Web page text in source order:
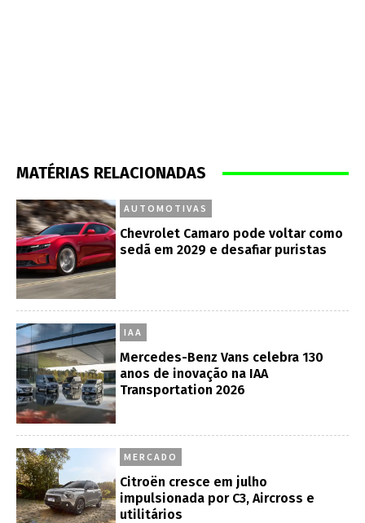
MATÉRIAS RELACIONADAS
AUTOMOTIVAS
Chevrolet Camaro pode voltar como
sedã em 2029 e desafiar puristas
IAA
Mercedes-Benz Vans celebra 130
anos de inovação na IAA
Transportation 2026
MERCADO
Citroën cresce em julho
impulsionada por C3, Aircross e
utilitários